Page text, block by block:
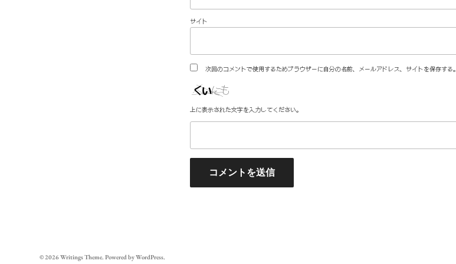
サイト
次回のコメントで使用するためブラウザーに自分の名前、メールアドレス、サイトを保存する。
上に表示された文字を入力してください。
© 2026WritingsTheme. Powered byWordPress.